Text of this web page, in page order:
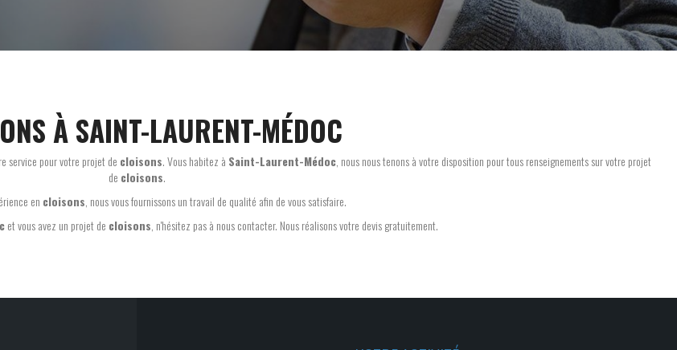
À SAINT-LAURENT-MÉDOC
service pour votre projet de cloisons. Vous habitez à Saint-Laurent-Médoc , nous nous tenons à votre disposition pour tous renseignements sur votre projet
de cloisons.
en cloisons , nous vous fournissons un travail de qualité afin de vous satisfaire.
et vous avez un projet de cloisons , n'hésitez pas à nous contacter. Nous réalisons votre devis gratuitement.